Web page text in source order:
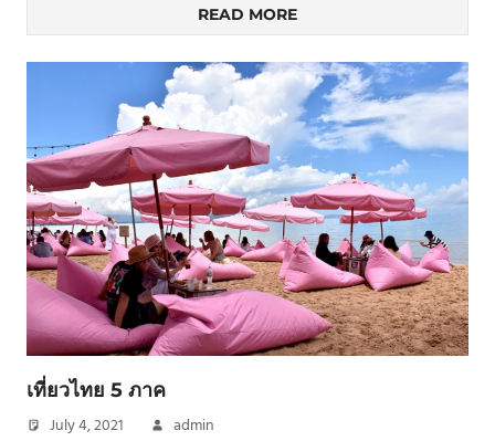
READ MORE
เที่ยวไทย 5 ภาค
July 4, 2021 admin